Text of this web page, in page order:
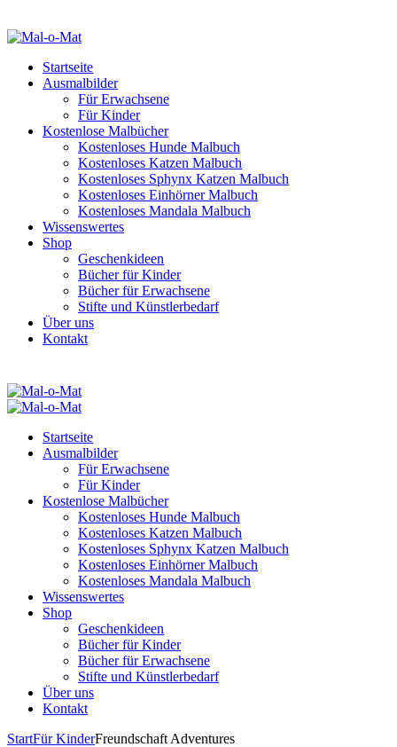
Startseite
Ausmalbilder
Für Erwachsene
Für Kinder
Kostenlose Malbücher
Kostenloses Hunde Malbuch
Kostenloses Katzen Malbuch
Kostenloses Sphynx Katzen Malbuch
Kostenloses Einhörner Malbuch
Kostenloses Mandala Malbuch
Wissenswertes
Shop
Geschenkideen
Bücher für Kinder
Bücher für Erwachsene
Stifte und Künstlerbedarf
Über uns
Kontakt
Startseite
Ausmalbilder
Für Erwachsene
Für Kinder
Kostenlose Malbücher
Kostenloses Hunde Malbuch
Kostenloses Katzen Malbuch
Kostenloses Sphynx Katzen Malbuch
Kostenloses Einhörner Malbuch
Kostenloses Mandala Malbuch
Wissenswertes
Shop
Geschenkideen
Bücher für Kinder
Bücher für Erwachsene
Stifte und Künstlerbedarf
Über uns
Kontakt
StartFür KinderFreundschaft Adventures